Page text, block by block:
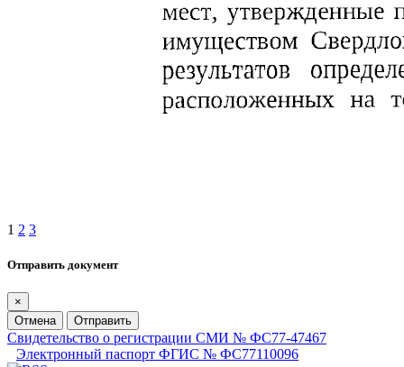
1 2 3
Отправить документ
×
Отмена
Отправить
Свидетельство о регистрации СМИ № ФС77-47467
Электронный паспорт ФГИС № ФС77110096